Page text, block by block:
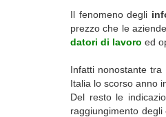
Il fenomeno degli
prezzo che le
datori di lavoro ed
Infatti nonostante tra
Italia lo scorso anno
Del resto le
raggiungimento degli